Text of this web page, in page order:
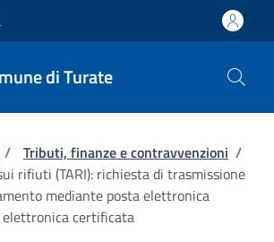
di Turate
pane
/ Tributi, finanze e contravvenzioni /
rifiuti (TARI): richiesta di trasmissione
mediante posta elettronica
certificata